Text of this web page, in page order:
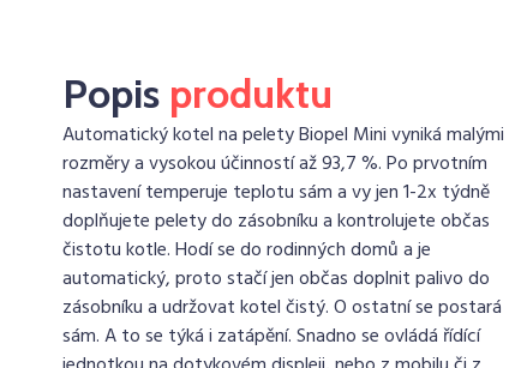
Popis produktu
Automatický kotel na pelety Biopel Mini vyniká malými
rozměry a vysokou účinností až 93,7 %. Po prvotním
nastavení temperuje teplotu sám a vy jen 1-2x týdně
doplňujete pelety do zásobníku a kontrolujete občas
čistotu kotle. Hodí se do rodinných domů a je
automatický, proto stačí jen občas doplnit palivo do
zásobníku a udržovat kotel čistý. O ostatní se postará
sám. A to se týká i zatápění. Snadno se ovládá řídící